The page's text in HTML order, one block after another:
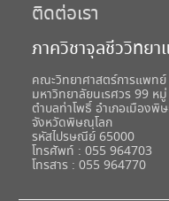
ติดต่อเรา
ภาควิชาจุลชีววิทยา
คณะวิทยาศาสตร์การแพทย์
มหาวิทยาลัยนเรศวร 99 ห
ตำบลท่าโพธิ์ อำเภอเมืองพิ
จังหวัดพิษณุโลก
รหัสไปรษณีย์ 65000
โทรศัพท์ : 055 964703
โทรสาร : 055 964770